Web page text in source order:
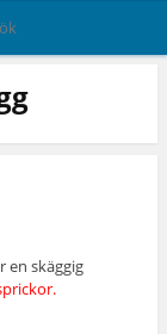
en skäggig